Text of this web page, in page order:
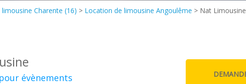
Charente (16) > Location de limousine Angoulême > Nat Limousine
évènements